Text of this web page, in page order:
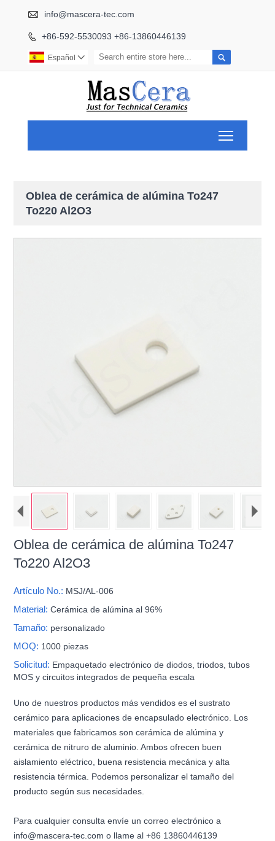
 info@mascera-tec.com
 +86-592-5530093 +86-13860446139

Español 
Oblea de cerámica de alúmina To247
To220 Al2O3
Oblea de cerámica de alúmina To247
To220 Al2O3
Artículo No.: MSJ/AL-006
Material:Cerámica de alúmina al 96%
Tamaño: personalizado
MOQ: 1000 piezas
Solicitud: Empaquetado electrónico de diodos, triodos, tubos
MOS y circuitos integrados de pequeña escala
Uno de nuestros productos más vendidos es el sustrato
cerámico para aplicaciones de encapsulado electrónico. Los
materiales que fabricamos son cerámica de alúmina y
cerámica de nitruro de aluminio. Ambos ofrecen buen
aislamiento eléctrico, buena resistencia mecánica y alta
resistencia térmica. Podemos personalizar el tamaño del
producto según sus necesidades.
Para cualquier consulta envíe un correo electrónico a
info@mascera-tec.com o llame al +86 13860446139